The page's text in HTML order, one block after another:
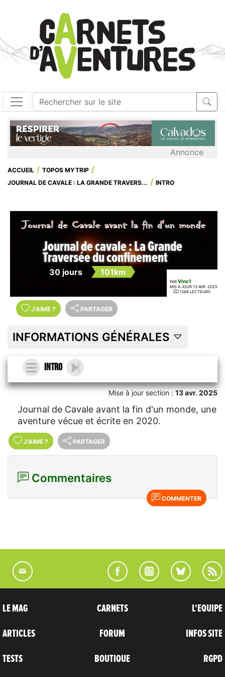
Annonce
ACCUEIL
TOPOS MYTRIP
JOURNAL DE CAVALE : LA GRANDE TRAVERS...
INTRO
Journal de cavale : La Grande
Traversée du confinement
30 jours 101km
PAR Vinc1
MIS À JOUR 13 AVR. 2025
1388 LECTEURS
J'AIME ? PARTAGER
INFORMATIONS GÉNÉRALES
Intro
Mise à jour section :13 avr. 2025
Journal de Cavale avant la fin d'un monde, une
aventure vécue et écrite en 2020.
J'AIME ? PARTAGER
Commentaires
COMMENTER
LE MAG
ARTICLES
TESTS
CARNETS
FORUM
BOUTIQUE
L'EQUIPE
INFOS SITE
RGPD